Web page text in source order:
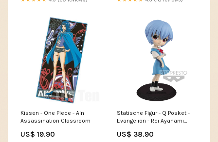
Kissen - One Piece - Ain
Assassination Classroom
US$ 19.90
Statische Figur - Q Posket -
Evangelion - Rei Ayanami
US$ 38.90